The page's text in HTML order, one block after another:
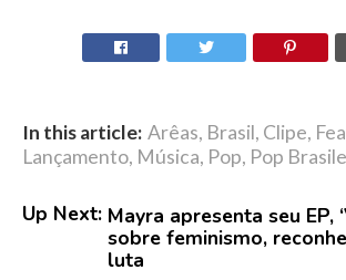
In this article: Arêas, Brasil, Clipe,
Lançamento, Música, Pop, Pop
Up Next: Mayra apresenta seu EP,
sobre feminismo,
luta